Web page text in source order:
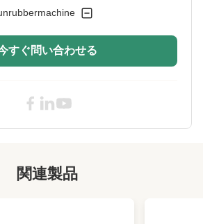
製のエアスプリングとゴム製のフェンダー
る
2000*2500
すぐ問い合わせる
関連製品